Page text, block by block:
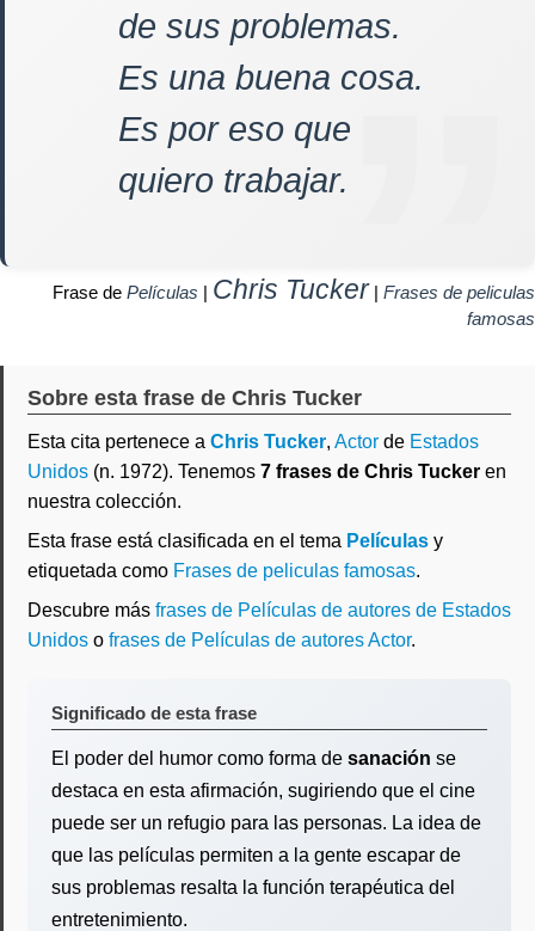
de sus problemas.
Es una buena cosa.
Es por eso que
quiero trabajar.
Frase de Películas | Chris Tucker| Frases de peliculas
famosas
Sobre esta frase de Chris Tucker
Esta cita pertenece a Chris Tucker, Actor de Estados
Unidos (n. 1972). Tenemos 7 frases de Chris Tucker en
nuestra colección.
Esta frase está clasificada en el tema Películas y
etiquetada como Frases de peliculas famosas.
Descubre más frases de Películas de autores de Estados
Unidos o frases de Películas de autores Actor.
Significado de esta frase
El poder del humor como forma de sanación se
destaca en esta afirmación, sugiriendo que el cine
puede ser un refugio para las personas. La idea de
que las películas permiten a la gente escapar de
sus problemas resalta la función terapéutica del
entretenimiento.